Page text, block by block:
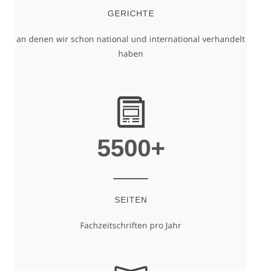
GERICHTE
an denen wir schon national und international verhandelt
haben
5500+
SEITEN
Fachzeitschriften pro Jahr